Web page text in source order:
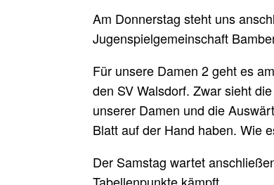
Am Donnerstag steht uns
Jugenspielgemeinschaft
Für unsere Damen 2 geht es
den SV Walsdorf. Zwar sieht
unserer Damen und die
Blatt auf der Hand haben. Wie
Der Samstag wartet
Tabellenpunkte kämpft.